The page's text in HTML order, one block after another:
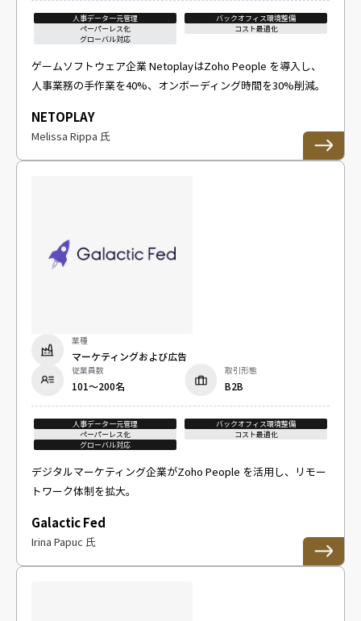
人事データ一元管理
バックオフィス環境整備
ペーパーレス化
コスト最適化
グローバル対応
ゲームソフトウェア企業 NetoplayはZoho People を導入し、
人事業務の手作業を40%、オンボーディング時間を30%削減。
NETOPLAY
Melissa Rippa 氏
業種
マーケティングおよび広告
従業員数
101～200名
取引形態
B2B
人事データ一元管理
バックオフィス環境整備
ペーパーレス化
コスト最適化
グローバル対応
デジタルマーケティング企業がZoho People を活用し、リモー
トワーク体制を拡大。
Galactic Fed
Irina Papuc 氏